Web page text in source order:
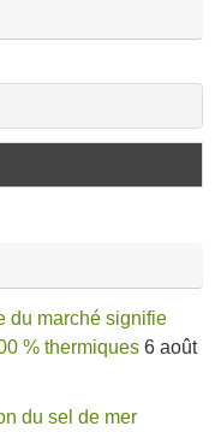
du marché signifie
% thermiques 6 août
du sel de mer